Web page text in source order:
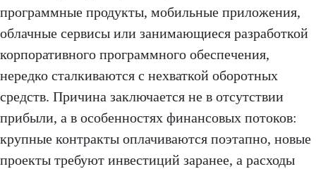
программные продукты, мобильные приложения,
облачные сервисы или занимающиеся разработкой
корпоративного программного обеспечения,
нередко сталкиваются с нехваткой оборотных
средств. Причина заключается не в отсутствии
прибыли, а в особенностях финансовых потоков:
крупные контракты оплачиваются поэтапно, новые
проекты требуют инвестиций заранее, а расходы